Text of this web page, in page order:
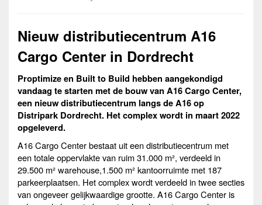
Nieuw distributiecentrum A16
Cargo Center in Dordrecht
Proptimize en Built to Build hebben aangekondigd
vandaag te starten met de bouw van A16 Cargo Center,
een nieuw distributiecentrum langs de A16 op
Distripark Dordrecht. Het complex wordt in maart 2022
opgeleverd.
A16 Cargo Center bestaat uit een distributiecentrum met
een totale oppervlakte van ruim 31.000 m², verdeeld in
29.500 m² warehouse,1.500 m² kantoorruimte met 187
parkeerplaatsen. Het complex wordt verdeeld in twee secties
van ongeveer gelijkwaardige grootte. A16 Cargo Center is